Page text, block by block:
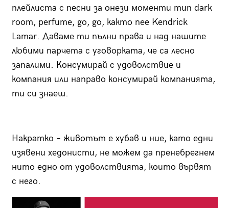
плейлиста с песни за онези моменти тип dark
room, perfume, go, go, както пее Kendrick
Lamar. Даваме ти пълни права и над нашите
любими парчета с уговорката, че са лесно
запалими. Консумирай с удоволствие и
компания или направо консумирай компанията,
ти си знаеш.
Накратко – животът е хубав и ние, като едни
изявени хедонисти, не можем да пренебрегнем
нито едно от удоволствията, които вървят
с него.